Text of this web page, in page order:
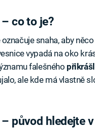
co to je?
snaha, aby
vypadá na oko
falešného
ale kde má vlastně
původ hledejte